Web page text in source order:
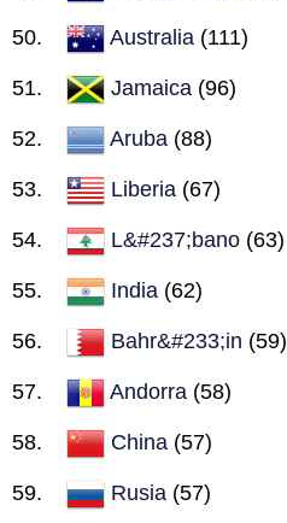
Australia (111)
Jamaica (96)
Aruba (88)
Liberia (67)
L&#237;bano (63)
India (62)
Bahr&#233;in (59)
Andorra (58)
China (57)
Rusia (57)